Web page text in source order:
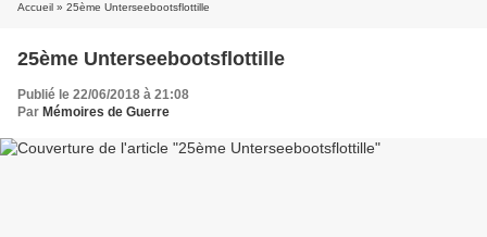
Accueil » 25ème Unterseebootsflottille
25ème Unterseebootsflottille
Publié le 22/06/2018 à 21:08
Par Mémoires de Guerre